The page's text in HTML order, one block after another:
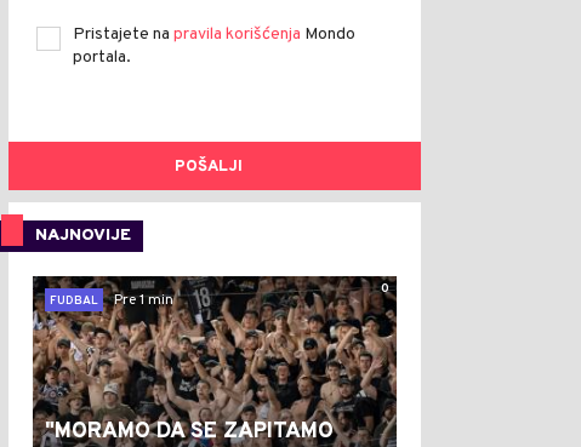
Pristajete na pravila korišćenja Mondo
portala.
POŠALJI
NAJNOVIJE
0
FUDBAL
Pre 1 min
"MORAMO DA SE ZAPITAMO